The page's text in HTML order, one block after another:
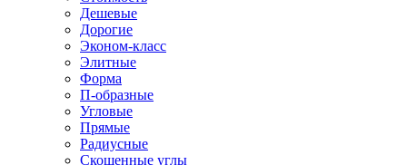
Дешевые
Дорогие
Эконом-класс
Элитные
Форма
П-образные
Угловые
Прямые
Радиусные
Скошенные углы